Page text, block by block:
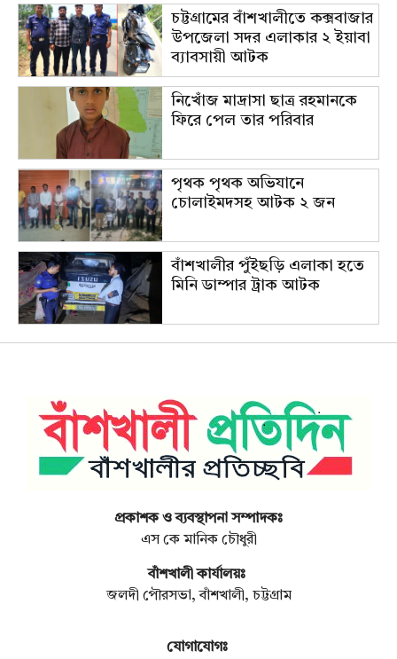
চট্টগ্রামের বাঁশখালীতে কক্সবাজার
উপজেলা সদর এলাকার ২ ইয়াবা
ব্যাবসায়ী আটক
নিখোঁজ মাদ্রাসা ছাত্র রহমানকে
ফিরে পেল তার পরিবার
পৃথক পৃথক অভিযানে
চোলাইমদসহ আটক ২ জন
বাঁশখালীর পুঁইছড়ি এলাকা হতে
মিনি ডাম্পার ট্রাক আটক
প্রকাশক ও ব্যবস্থাপনা সম্পাদকঃ
এস কে মানিক চৌধুরী
বাঁশখালী কার্যালয়ঃ
জলদী পৌরসভা, বাঁশখালী, চট্টগ্রাম
যোগাযোগঃ